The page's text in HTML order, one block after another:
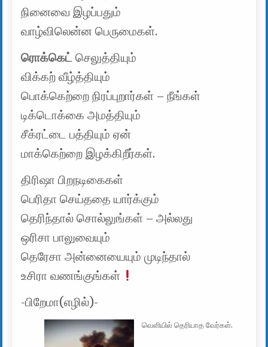
நினைவை இழப்பதும்
வாழ்விலென்ன பெருமைகள்.
ரொக்கெட் செலுத்தியும்
விக்கற் வீழ்த்தியும்
பொக்கெற்றை நிரப்புறார்கள் – நீங்கள்
டிக்டொக்கை அமத்தியும்
சீக்ரட்டை பத்தியும் ஏன்
மாக்கெற்றை இழக்கிறீர்கள்.
திரிஷா பிறநடிகைகள்
பெரிதா செய்ததை யார்க்கும்
தெரிந்தால் சொல்லுங்கள் – அல்லது
ஒரிசா பாலுவையும்
தெரேசா அன்னையையும் முடிந்தால்
உசிரா வணங்குங்கள்
-பிறேமா(எழில்)-
வெளியில் தெரியாத வேர்கள்.